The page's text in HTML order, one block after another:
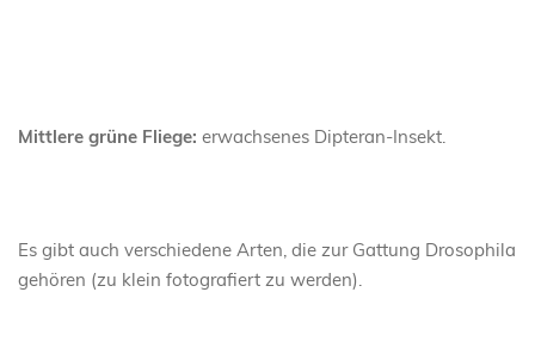
Mittlere grüne Fliege: erwachsenes Dipteran-Insekt.
Es gibt auch verschiedene Arten, die zur Gattung Drosophila
gehören (zu klein fotografiert zu werden).